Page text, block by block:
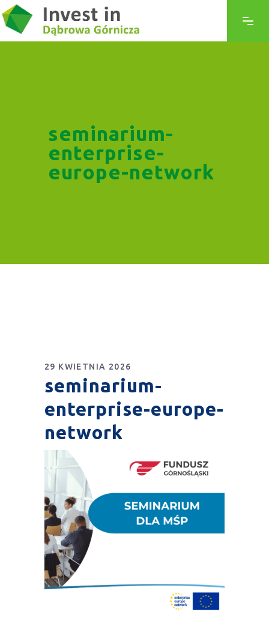
seminarium-
enterprise-
europe-network
29 KWIETNIA 2026
seminarium-
enterprise-europe-
network